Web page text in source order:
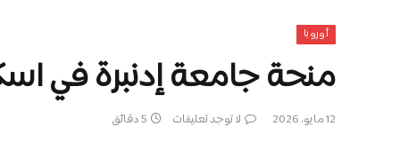
أوروبا
منحة جامعة إدنبرة في اسكتلندا 2026 |
12 مايو، 2026 لا توجد تعليقات 5 دقائق